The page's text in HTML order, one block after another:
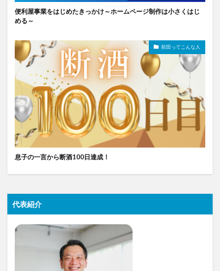
便利屋事業をはじめたきっかけ～ホームページ制作は小さくはじ
める～
前田ってこんな人
息子の一言から断酒100日達成！
代表紹介